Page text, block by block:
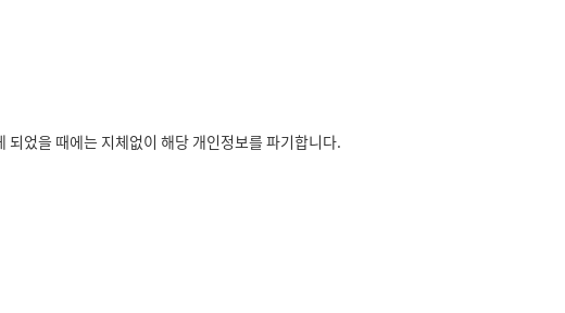
었을 때에는 지체없이 해당 개인정보를 파기합니다.